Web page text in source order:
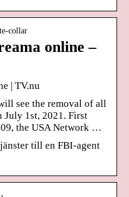
collar
online –
| TV.nu
see the removal of all
July 1st, 2021. First
the USA Network …
till en FBI-agent